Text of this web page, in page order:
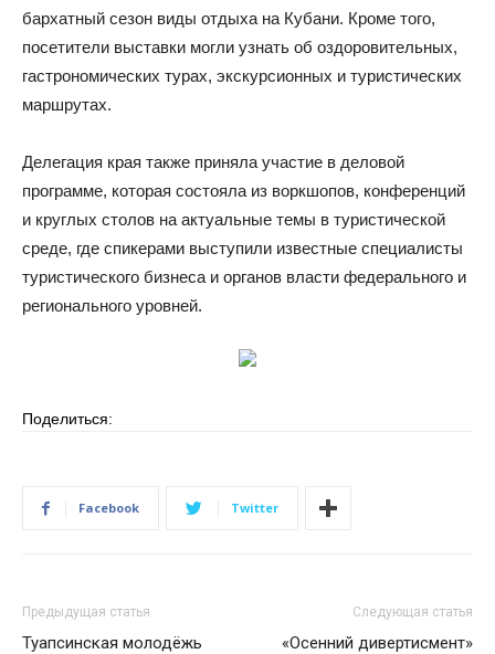
бархатный сезон виды отдыха на Кубани. Кроме того,
посетители выставки могли узнать об оздоровительных,
гастрономических турах, экскурсионных и туристических
маршрутах.
Делегация края также приняла участие в деловой
программе, которая состояла из воркшопов, конференций
и круглых столов на актуальные темы в туристической
среде, где спикерами выступили известные специалисты
туристического бизнеса и органов власти федерального и
регионального уровней.
Поделиться:
Facebook Twitter
Предыдущая статья
Туапсинская молодёжь
Следующая статья
«Осенний дивертисмент»